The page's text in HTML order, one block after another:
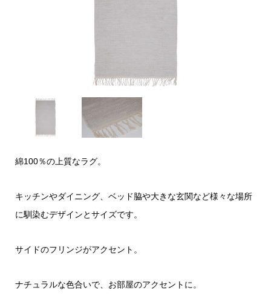
綿100％の上質なラグ。
キッチンやダイニング、ベッド脇や大きな玄関など様々な場所
に馴染むデザインとサイズです。
サイドのフリンジがアクセント。
ナチュラルな色合いで、お部屋のアクセントに。